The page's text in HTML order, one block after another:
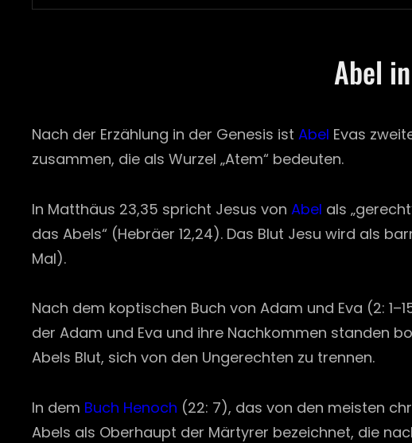
Abel
Nach der Erzählung in der Genesis ist Abel Evas
zusammen, die als Wurzel „Atem“ bedeuten.
In Matthäus 23,35 spricht Jesus von Abel als
das Abels“ (Hebräer 12,24). Das Blut Jesu wird als
Mal).
Nach dem koptischen Buch von Adam und Eva (2:
der Adam und Eva und ihre Nachkommen standen
Abels Blut, sich von den Ungerechten zu trennen.
In dem Buch Henoch (22: 7), das von den meisten
Abels als Oberhaupt der Märtyrer bezeichnet, die